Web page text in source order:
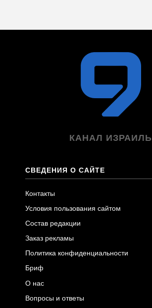
КАНАЛ ИЗРАИЛЬ
СВЕДЕНИЯ О САЙТЕ
Контакты
Условия пользования сайтом
Состав редакции
Заказ рекламы
Политика конфиденциальности
Бриф
О нас
Вопросы и ответы